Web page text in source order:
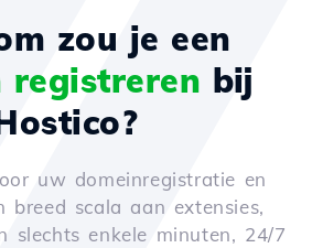
zou je een
registreren bij
uw domeinregistratie en
breed scala aan extensies,
slechts enkele minuten, 24/7